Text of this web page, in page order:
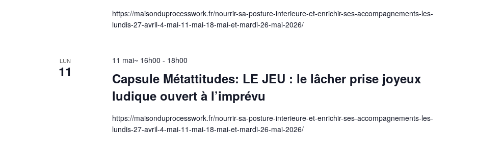
https://maisonduprocesswork.fr/nourrir-sa-posture-interieure-et-enrichir-ses-accompagnements-les-
lundis-27-avril-4-mai-11-mai-18-mai-et-mardi-26-mai-2026/
LUN
11
11 mai~ 16h00 - 18h00
Capsule Métattitudes: LE JEU : le lâcher prise joyeux
ludique ouvert à l’imprévu
https://maisonduprocesswork.fr/nourrir-sa-posture-interieure-et-enrichir-ses-accompagnements-les-
lundis-27-avril-4-mai-11-mai-18-mai-et-mardi-26-mai-2026/